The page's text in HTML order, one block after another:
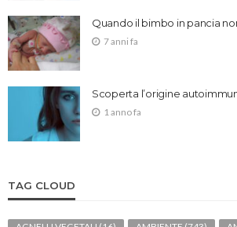
Quando il bimbo in pancia
7 anni fa
Scoperta l’origine
1 anno fa
TAG CLOUD